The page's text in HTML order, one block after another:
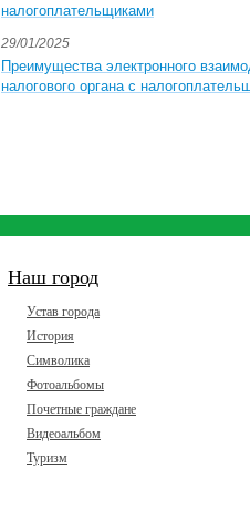
налогоплательщиками
29/01/2025
Преимущества электронного
налогового органа с
Наш город
Устав города
История
Символика
Фотоальбомы
Почетные граждане
Видеоальбом
Туризм